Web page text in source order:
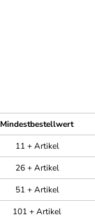
Mindestbestellwert
11 + Artikel
26 + Artikel
51 + Artikel
101 + Artikel